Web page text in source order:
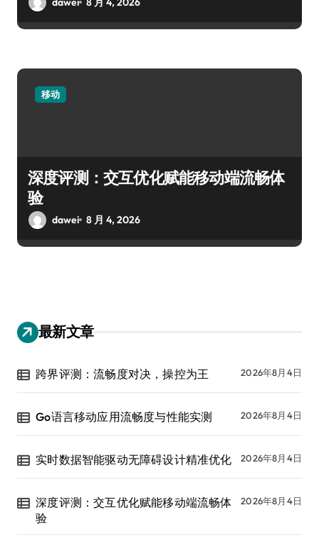
移动
深度评测：交互优化赋能移动端流畅体
验
dawei 8 月 4, 2026
最新文章
跨界评测：流畅度对决，操控为王 2026年8月4日
Go语言移动应用流畅度与性能实测 2026年8月4日
实时数据智能驱动无障碍设计精准优化 2026年8月4日
深度评测：交互优化赋能移动端流畅体
验
2026年8月4日